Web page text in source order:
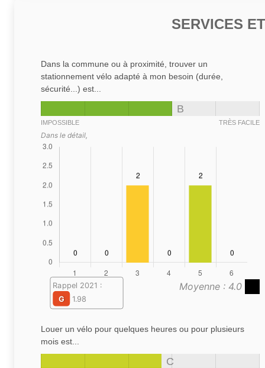
SERVICES
Dans la commune ou à proximité, trouver un
stationnement vélo adapté à mon besoin (durée,
sécurité...) est...
B
IMPOSSIBLE TRÈS FACILE
Dans le détail,
Moyenne : 4.0
Rappel 2021 :
G
1.98
Louer un vélo pour quelques heures ou pour plusieurs
mois est...
C